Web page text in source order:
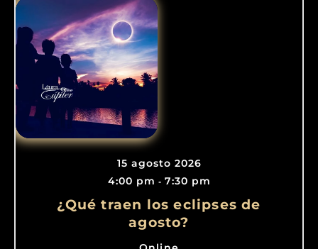
15 agosto 2026
4:00 pm - 7:30 pm
¿Qué traen los eclipses de
agosto?